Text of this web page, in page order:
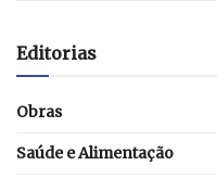
Editorias
Obras
Saúde e Alimentação